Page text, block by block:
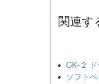
関連す
GK-２
ソフト